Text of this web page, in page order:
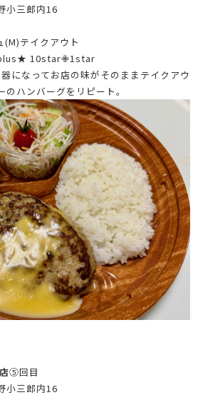
小三郎内16
(M)テイクアウト
10star✙1star
になってお店の味がそのままテイクアウ
のハンバーグをリピート。
➄回目
小三郎内16